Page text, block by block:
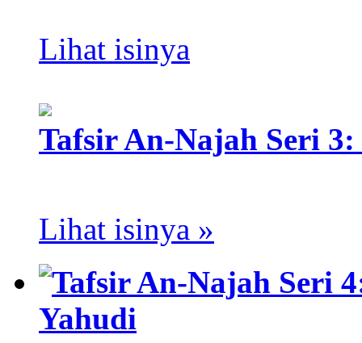
Lihat isinya
Tafsir An-Najah Seri
Lihat isinya »
Tafsir An-Najah Seri
Yahudi